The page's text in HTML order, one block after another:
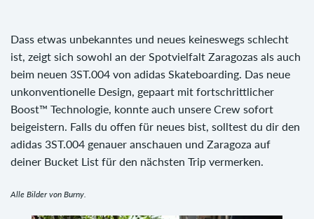
Dass etwas unbekanntes und neues keineswegs schlecht
ist, zeigt sich sowohl an der Spotvielfalt Zaragozas als auch
beim neuen 3ST.004 von adidas Skateboarding. Das neue
unkonventionelle Design, gepaart mit fortschrittlicher
Boost™ Technologie, konnte auch unsere Crew sofort
beigeistern. Falls du offen für neues bist, solltest du dir den
adidas 3ST.004 genauer anschauen und Zaragoza auf
deiner Bucket List für den nächsten Trip vermerken.
Alle Bilder von Burny.